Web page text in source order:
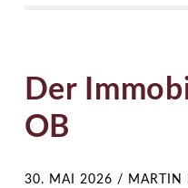
Der
OB
30. MAI 2026 / MARTIN